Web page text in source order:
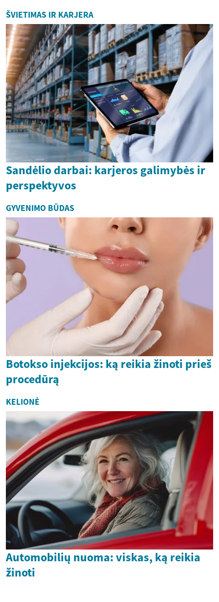
ŠVIETIMAS IR KARJERA
Sandėlio darbai: karjeros galimybės ir
perspektyvos
GYVENIMO BŪDAS
Botokso injekcijos: ką reikia žinoti prieš
procedūrą
KELIONĖ
Automobilių nuoma: viskas, ką reikia
žinoti